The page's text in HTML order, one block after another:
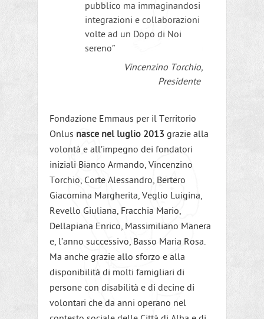
pubblico ma immaginandosi
integrazioni e collaborazioni
volte ad un Dopo di Noi
sereno”
Vincenzino Torchio,
Presidente
Fondazione Emmaus per il Territorio
Onlus nasce nel luglio 2013grazie alla
volontà e all’impegno dei fondatori
iniziali Bianco Armando, Vincenzino
Torchio, Corte Alessandro, Bertero
Giacomina Margherita, Veglio Luigina,
Revello Giuliana, Fracchia Mario,
Dellapiana Enrico, Massimiliano Manera
e, l’anno successivo, Basso Maria Rosa.
Ma anche grazie allo sforzo e alla
disponibilità di molti famigliari di
persone con disabilità e di decine di
volontari che da anni operano nel